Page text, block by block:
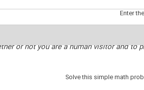
Enter
or not you are a human visitor and to
Solve this simple math